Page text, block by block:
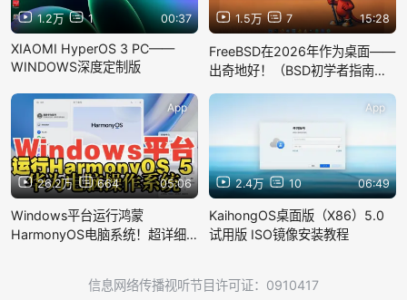
1.2万 1 00:37
XIAOMI HyperOS 3 PC——
WINDOWS深度定制版
1.5万 7 15:28
FreeBSD在2026年作为桌面——
出奇地好！（BSD初学者指南） |
26.2万 664 05:06
App
Windows平台运行鸿蒙
HarmonyOS电脑系统！超详细
2.4万 10 06:49
App
KaihongOS桌面版（X86）5.0
试用版 ISO镜像安装教程
信息网络传播视听节目许可证：0910417